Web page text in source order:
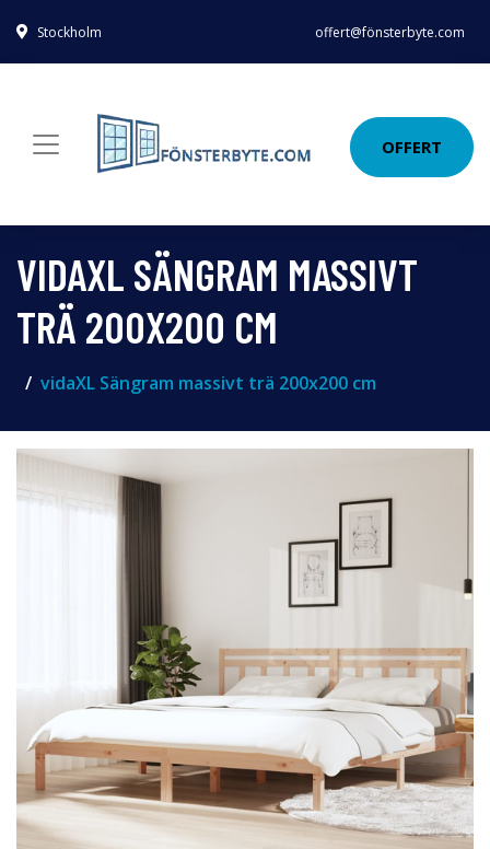
Stockholm offert@fönsterbyte.com
OFFERT
VIDAXL SÄNGRAM MASSIVT
TRÄ 200X200 CM
vidaXL Sängram massivt trä 200x200 cm